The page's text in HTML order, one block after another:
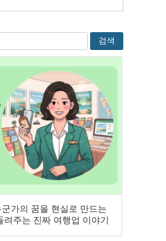
검색
가의 꿈을 현실로 만드는
주는 진짜 여행업 이야기